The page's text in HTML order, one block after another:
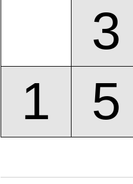
3
1
5